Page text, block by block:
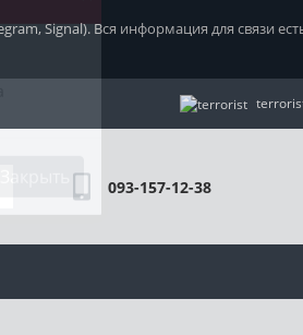
Signal). Вся информация для связи
093-157-12-38